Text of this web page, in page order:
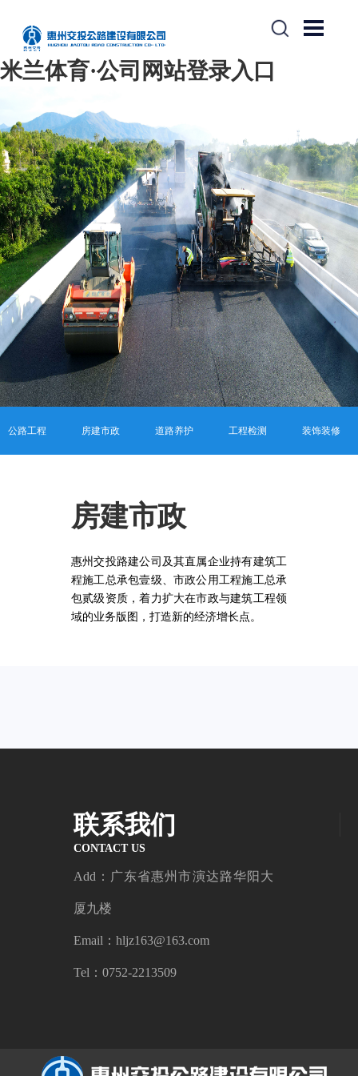
米兰体育·公司网站登录入口
公路工程 房建市政 道路养护 工程检测 装饰装修
房建市政
惠州交投路建公司及其直属企业持有建筑工
程施工总承包壹级、市政公用工程施工总承
包贰级资质，着力扩大在市政与建筑工程领
域的业务版图，打造新的经济增长点。
联系我们
CONTACT US
Add：广东省惠州市演达路华阳大
厦九楼
Email：hljz163@163.com
Tel：0752-2213509